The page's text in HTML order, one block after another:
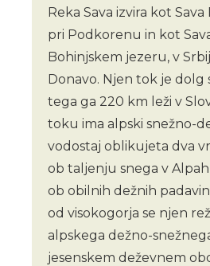
Reka Sava izvira kot
pri Podkorenu in kot
Bohinjskem jezeru, v
Donavo. Njen tok je dolg
tega ga 220 km leži v
toku ima alpski snežno-
vodostaj oblikujeta dva
ob taljenju snega v
ob obilnih dežnih
od visokogorja se njen
alpskega dežno-
jesenskem deževnem